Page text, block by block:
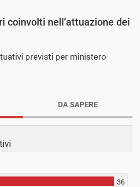
coinvolti nell’attuazione dei
previsti per ministero
DA SAPERE